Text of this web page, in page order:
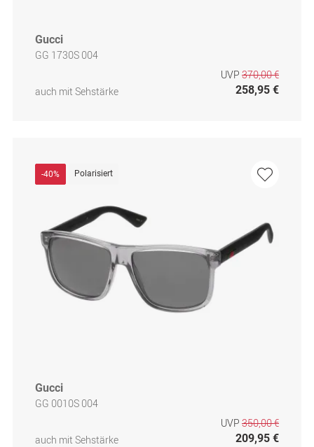
Gucci
GG 1730S 004
auch mit Sehstärke
UVP 370,00 €
258,95 €
-40% Polarisiert
Gucci
GG 0010S 004
auch mit Sehstärke
UVP 350,00 €
209,95 €